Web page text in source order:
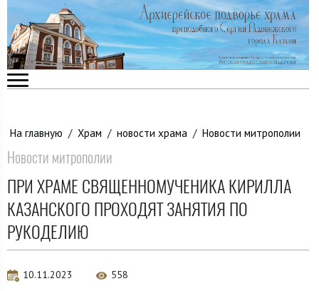
На главную / Храм / новости храма / Новости митрополии
Новости митрополии
ПРИ ХРАМЕ СВЯЩЕННОМУЧЕНИКА КИРИЛЛА
КАЗАНСКОГО ПРОХОДЯТ ЗАНЯТИЯ ПО
РУКОДЕЛИЮ
10.11.2023 558